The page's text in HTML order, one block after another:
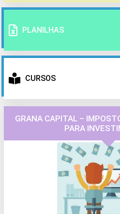
PLANILHAS
CURSOS
GRANA CAPITAL –
PARA